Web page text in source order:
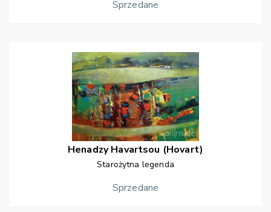
Sprzedane
Henadzy Havartsou (Hovart)
Starożytna legenda
Sprzedane